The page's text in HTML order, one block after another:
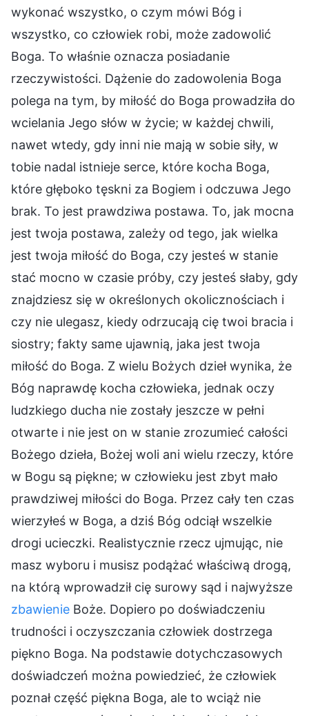
wykonać wszystko, o czym mówi Bóg i
wszystko, co człowiek robi, może zadowolić
Boga. To właśnie oznacza posiadanie
rzeczywistości. Dążenie do zadowolenia Boga
polega na tym, by miłość do Boga prowadziła do
wcielania Jego słów w życie; w każdej chwili,
nawet wtedy, gdy inni nie mają w sobie siły, w
tobie nadal istnieje serce, które kocha Boga,
które głęboko tęskni za Bogiem i odczuwa Jego
brak. To jest prawdziwa postawa. To, jak mocna
jest twoja postawa, zależy od tego, jak wielka
jest twoja miłość do Boga, czy jesteś w stanie
stać mocno w czasie próby, czy jesteś słaby, gdy
znajdziesz się w określonych okolicznościach i
czy nie ulegasz, kiedy odrzucają cię twoi bracia i
siostry; fakty same ujawnią, jaka jest twoja
miłość do Boga. Z wielu Bożych dzieł wynika, że
Bóg naprawdę kocha człowieka, jednak oczy
ludzkiego ducha nie zostały jeszcze w pełni
otwarte i nie jest on w stanie zrozumieć całości
Bożego dzieła, Bożej woli ani wielu rzeczy, które
w Bogu są piękne; w człowieku jest zbyt mało
prawdziwej miłości do Boga. Przez cały ten czas
wierzyłeś w Boga, a dziś Bóg odciął wszelkie
drogi ucieczki. Realistycznie rzecz ujmując, nie
masz wyboru i musisz podążać właściwą drogą,
na którą wprowadził cię surowy sąd i najwyższe
zbawienie Boże. Dopiero po doświadczeniu
trudności i oczyszczania człowiek dostrzega
piękno Boga. Na podstawie dotychczasowych
doświadczeń można powiedzieć, że człowiek
poznał część piękna Boga, ale to wciąż nie